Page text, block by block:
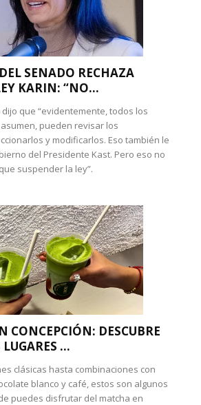
SENADO RECHAZA
KARIN: “NO...
dijo que “evidentemente, todos los
pueden revisar los
y modificarlos. Eso también le
del Presidente Kast. Pero eso no
suspender la ley”.
CONCEPCIÓN: DESCUBRE
...
clásicas hasta combinaciones con
blanco y café, estos son algunos
puedes disfrutar del matcha en